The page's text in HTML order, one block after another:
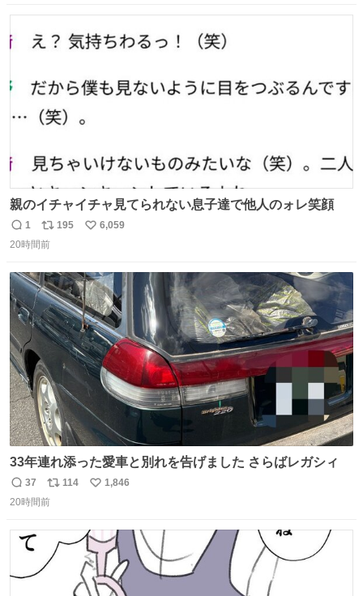
数
親のイチャイチャ見てられない息子達で他人のォレ笑顔
返
信
1
リ
ポ
ト
数
195
い
数
6,059
20時間前
33年連れ添った愛車と別れを告げました さらばレガシィ
返
信
37
リ
ポ
ト
数
114
い
数
1,846
20時間前